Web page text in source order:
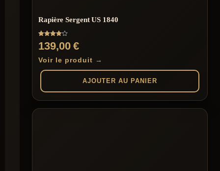
Rapière Sergent US 1840
Note
4.00
139,00€
Voir le produit →
AJOUTER AU PANIER